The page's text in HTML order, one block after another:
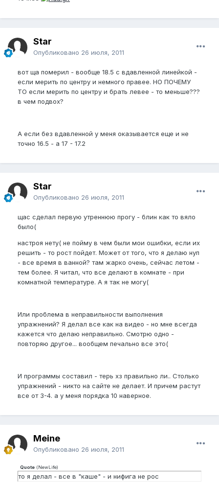
Star
Опубликовано 26 июля, 2011
вот ща померил - вообще 18.5 с вдавленной линейкой -
если мерить по центру и немного правее. НО ПОЧЕМУ
ТО если мерить по центру и брать левее - то меньше???
в чем подвох?
А если без вдавленной у меня оказывается еще и не
точно 16.5 - а 17 - 17.2
Star
Опубликовано 26 июля, 2011
щас сделал первую утреннюю прогу - блин как то вяло
было(
настроя нету( не пойму в чем были мои ошибки, если их
решить - то рост пойдет. Может от того, что я делаю нуп
- все время в ванной? там жарко очень, сейчас летом -
тем более. Я читал, что все делают в комнате - при
комнатной температуре. А я так не могу(
Или проблема в неправильности выполнения
упражнений? Я делал все как на видео - но мне всегда
кажется что делаю неправильно. Смотрю одно -
повторяю другое... вообщем печально все это(
И программы составил - терь хз правильно ли.. Столько
упражнений - никто на сайте не делает. И причем растут
все от 3-4. а у меня порядка 10 наверное.
Meine
Опубликовано 26 июля, 2011
Quote (NewLife)
то я делал - все в "каше" - и нифига не рос